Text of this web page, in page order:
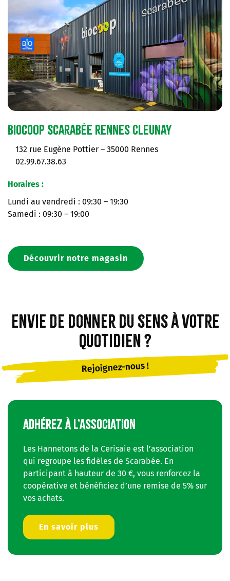
Biocoop Scarabée Rennes Cleunay
132 rue Eugène Pottier – 35000 Rennes
02.99.67.38.63
Horaires :
Lundi au vendredi : 09:30 – 19:30
Samedi : 09:30 – 19:00
Découvrir notre magasin
Envie de donner du sens à votre
quotidien ?
Rejoignez-nous !
ADHÉREZ À L’ASSOCIATION
Les Hannetons de la Cerisaie est l’association
qui regroupe les fidèles de Scarabée. En
participant à hauteur de 30 €, vous renforcez la
coopérative et bénéficiez d’une remise de 5% sur
vos achats.
En savoir plus